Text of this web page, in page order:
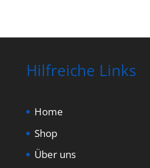
Hilfreiche Links
Home
Shop
Über uns